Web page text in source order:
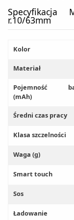
Specyfikacja
r.10/63mm
Kolor
Materiał
Pojemność
(mAh)
Średni czas pracy
Klasa szczelności
Waga (g)
Smart touch
Sos
Ładowanie